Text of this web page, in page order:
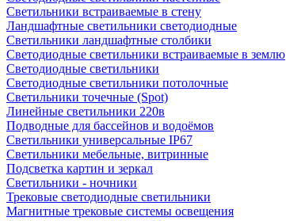
Светильники встраиваемые в стену
Ландшафтные светильники светодиодные
Светильники ландшафтные столбики
Светодиодные светильники встраиваемые в землю
Светодиодные светильники
Светодиодные светильники потолочные
Светильники точечные (Spot)
Линейные светильники 220в
Подводные для бассейнов и водоёмов
Светильники универсальные IP67
Светильники мебельные, витринные
Подсветка картин и зеркал
Светильники - ночники
Трековые светодиодные светильники
Магнитные трековые системы освещения